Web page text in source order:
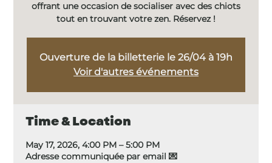
offrant une occasion de socialiser avec des chiots
tout en trouvant votre zen. Réservez !
Ouverture de la billetterie le 26/04 à 19h
Voir d'autres événements
Time & Location
May 17, 2026, 4:00 PM – 5:00 PM
Adresse communiquée par email 💌